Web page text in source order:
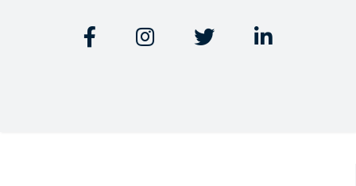
   